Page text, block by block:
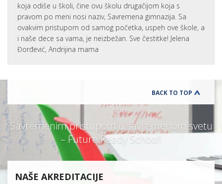
koja odiše u školi, čine ovu školu drugačijom koja s
pravom po meni nosi naziv, Savremena gimnazija. Sa
ovakvim pristupom od samog početka, uspeh ove škole, a
i naše dece sa vama, je neizbežan. Sve čestitke! Jelena
Đorđević, Andrijina mama
BACK TO TOP
Savremenim pristupom u savremenom svetu
– Future Ready School!
NAŠE AKREDITACIJE